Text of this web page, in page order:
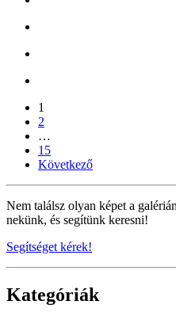
1
2
…
15
Következő
Nem találsz olyan képet a
nekünk, és segítünk keresni!
Segítséget kérek!
Kategóriák